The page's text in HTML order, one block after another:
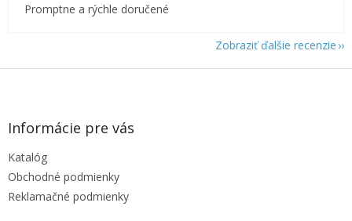
Promptne a rýchle doručené
Zobraziť ďalšie recenzie
Z
Informácie pre vás
Katalóg
Obchodné podmienky
Reklamačné podmienky